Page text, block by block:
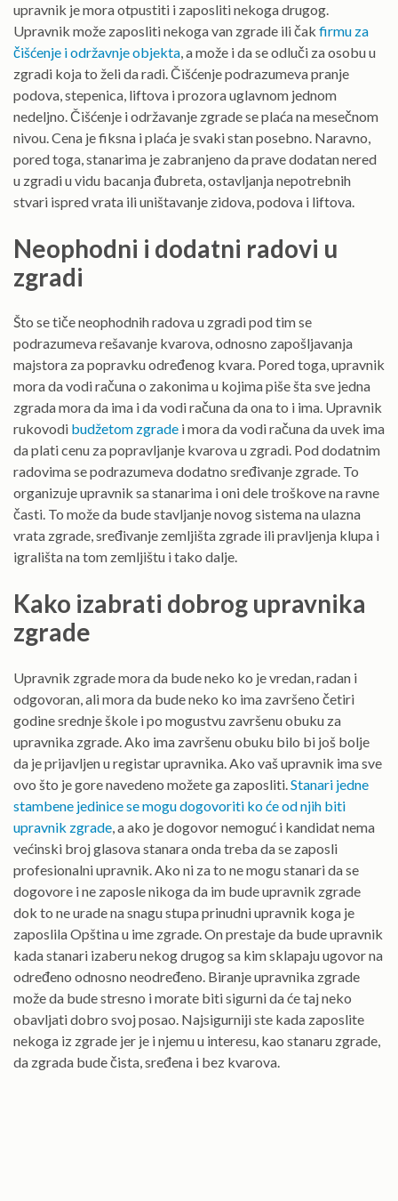
upravnik je mora otpustiti i zaposliti nekoga drugog.
Upravnik može zaposliti nekoga van zgrade ili čak firmu za
čišćenje i održavnje objekta, a može i da se odluči za osobu u
zgradi koja to želi da radi. Čišćenje podrazumeva pranje
podova, stepenica, liftova i prozora uglavnom jednom
nedeljno. Čišćenje i održavanje zgrade se plaća na mesečnom
nivou. Cena je fiksna i plaća je svaki stan posebno. Naravno,
pored toga, stanarima je zabranjeno da prave dodatan nered
u zgradi u vidu bacanja đubreta, ostavljanja nepotrebnih
stvari ispred vrata ili uništavanje zidova, podova i liftova.
Neophodni i dodatni radovi u
zgradi
Što se tiče neophodnih radova u zgradi pod tim se
podrazumeva rešavanje kvarova, odnosno zapošljavanja
majstora za popravku određenog kvara. Pored toga, upravnik
mora da vodi računa o zakonima u kojima piše šta sve jedna
zgrada mora da ima i da vodi računa da ona to i ima. Upravnik
rukovodi budžetom zgrade i mora da vodi računa da uvek ima
da plati cenu za popravljanje kvarova u zgradi. Pod dodatnim
radovima se podrazumeva dodatno sređivanje zgrade. To
organizuje upravnik sa stanarima i oni dele troškove na ravne
časti. To može da bude stavljanje novog sistema na ulazna
vrata zgrade, sređivanje zemljišta zgrade ili pravljenja klupa i
igrališta na tom zemljištu i tako dalje.
Kako izabrati dobrog upravnika
zgrade
Upravnik zgrade mora da bude neko ko je vredan, radan i
odgovoran, ali mora da bude neko ko ima završeno četiri
godine srednje škole i po mogustvu završenu obuku za
upravnika zgrade. Ako ima završenu obuku bilo bi još bolje
da je prijavljen u registar upravnika. Ako vaš upravnik ima sve
ovo što je gore navedeno možete ga zaposliti. Stanari jedne
stambene jedinice se mogu dogovoriti ko će od njih biti
upravnik zgrade , a ako je dogovor nemoguć i kandidat nema
većinski broj glasova stanara onda treba da se zaposli
profesionalni upravnik. Ako ni za to ne mogu stanari da se
dogovore i ne zaposle nikoga da im bude upravnik zgrade
dok to ne urade na snagu stupa prinudni upravnik koga je
zaposlila Opština u ime zgrade. On prestaje da bude upravnik
kada stanari izaberu nekog drugog sa kim sklapaju ugovor na
određeno odnosno neodređeno. Biranje upravnika zgrade
može da bude stresno i morate biti sigurni da će taj neko
obavljati dobro svoj posao. Najsigurniji ste kada zaposlite
nekoga iz zgrade jer je i njemu u interesu, kao stanaru zgrade,
da zgrada bude čista, sređena i bez kvarova.